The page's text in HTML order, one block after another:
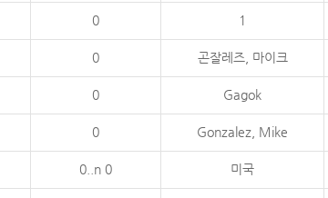
0 1
0 곤잘레즈, 마이크
0 Gagok
0 Gonzalez, Mike
0..n 0 미국